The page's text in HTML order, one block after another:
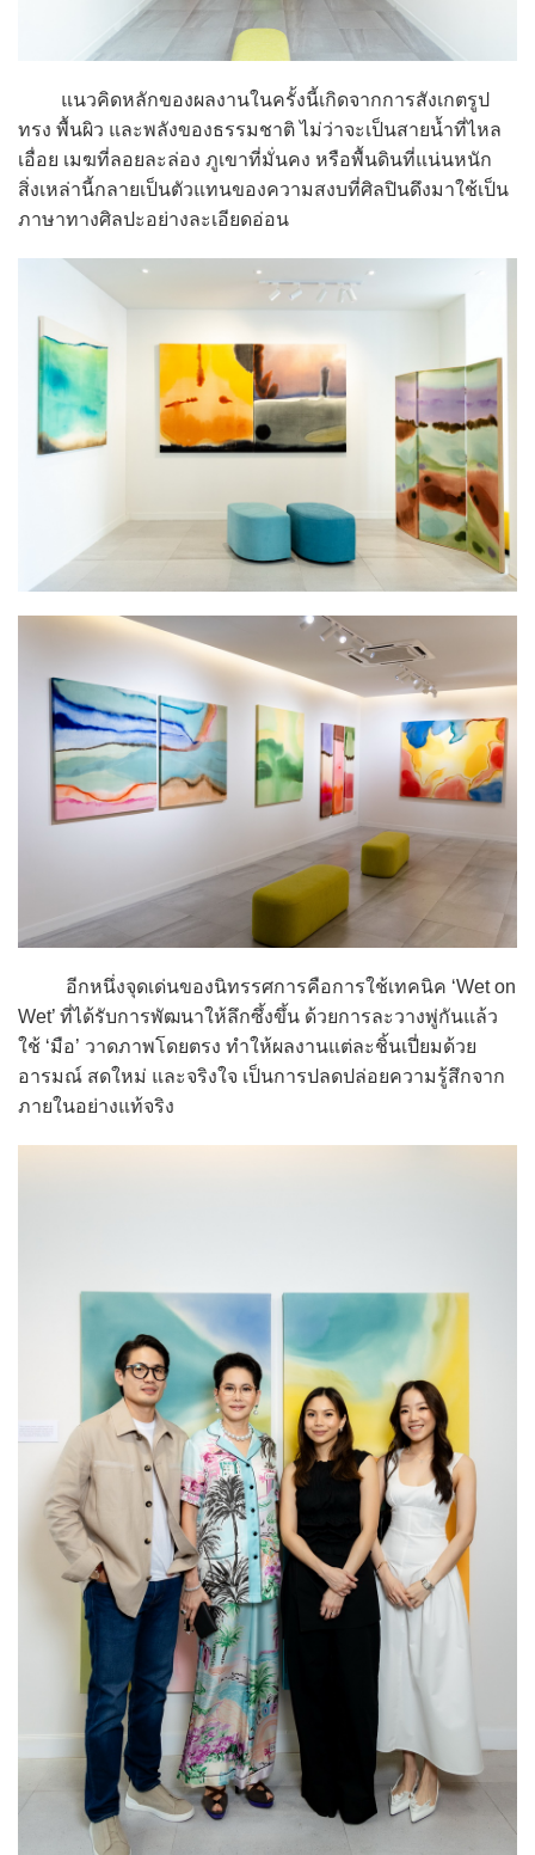
แนวคิดหลักของผลงานในครั้งนี้เกิดจากการสังเกตรูป
ทรง พื้นผิว และพลังของธรรมชาติ ไม่ว่าจะเป็นสายน้ำที่ไหล
เอื่อย เมฆที่ลอยละล่อง ภูเขาที่มั่นคง หรือพื้นดินที่แน่นหนัก
สิ่งเหล่านี้กลายเป็นตัวแทนของความสงบที่ศิลปินดึงมาใช้เป็น
ภาษาทางศิลปะอย่างละเอียดอ่อน
อีกหนึ่งจุดเด่นของนิทรรศการคือการใช้เทคนิค ‘Wet on
Wet’ ที่ได้รับการพัฒนาให้ลึกซึ้งขึ้น ด้วยการละวางพู่กันแล้ว
ใช้ ‘มือ’ วาดภาพโดยตรง ทำให้ผลงานแต่ละชิ้นเปี่ยมด้วย
อารมณ์ สดใหม่ และจริงใจ เป็นการปลดปล่อยความรู้สึกจาก
ภายในอย่างแท้จริง